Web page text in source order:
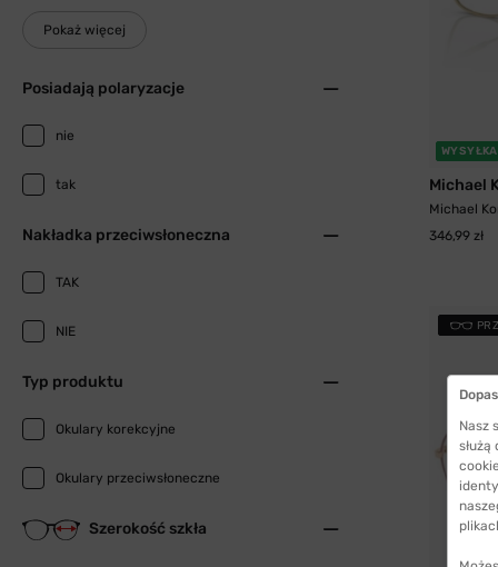
Pokaż więcej
Posiadają polaryzacje
nie
tak
Nakładka przeciwsłoneczna
TAK
NIE
Typ produktu
Okulary korekcyjne
Okulary przeciwsłoneczne
Szerokość szkła
Michael
Michael
346,99 zł
Nasz